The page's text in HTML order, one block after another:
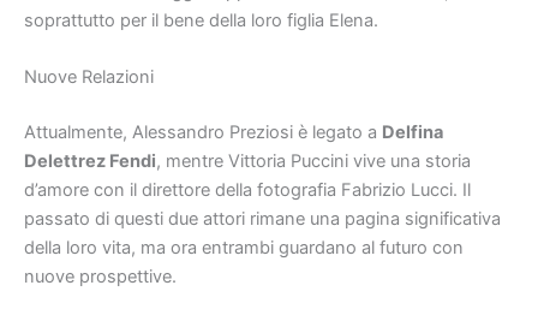
soprattutto per il bene della loro figlia Elena.
Nuove Relazioni
Attualmente, Alessandro Preziosi è legato a Delfina
Delettrez Fendi, mentre Vittoria Puccini vive una storia
d’amore con il direttore della fotografia Fabrizio Lucci. Il
passato di questi due attori rimane una pagina significativa
della loro vita, ma ora entrambi guardano al futuro con
nuove prospettive.